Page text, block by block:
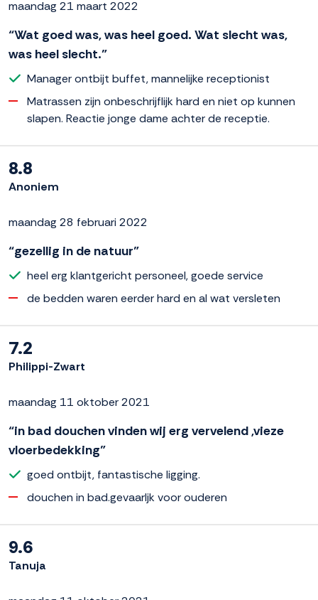
maandag 21 maart 2022
“Wat goed was, was heel goed. Wat slecht was,
was heel slecht.”
Manager ontbijt buffet, mannelijke receptionist
Matrassen zijn onbeschrijflijk hard en niet op kunnen
slapen. Reactie jonge dame achter de receptie.
8.8
Anoniem
maandag 28 februari 2022
“gezellig in de natuur”
heel erg klantgericht personeel, goede service
de bedden waren eerder hard en al wat versleten
7.2
Philippi-Zwart
maandag 11 oktober 2021
“in bad douchen vinden wij erg vervelend ,vieze
vloerbedekking”
goed ontbijt, fantastische ligging.
douchen in bad.gevaarljk voor ouderen
9.6
Tanuja